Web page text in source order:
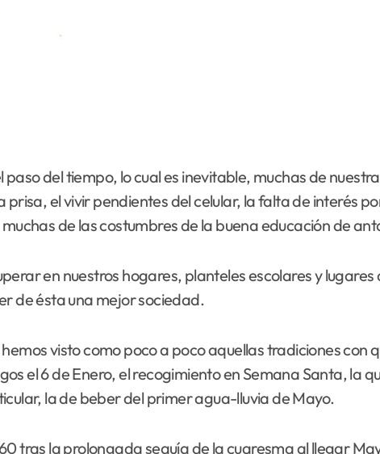
paso del tiempo, lo cual es inevitable, muchas de
prisa, el vivir pendientes del celular, la falta de interés
de las costumbres de la buena educación de
en nuestros hogares, planteles escolares y
de ésta una mejor sociedad.
visto como poco a poco aquellas tradiciones con
el 6 de Enero, el recogimiento en Semana Santa, la
la de beber del primer agua-lluvia de Mayo.
tras la prolongada sequía de la cuaresma al llegar